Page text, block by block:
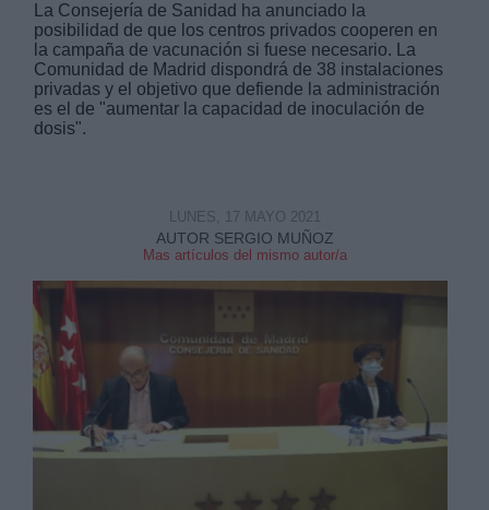
La Consejería de Sanidad ha anunciado la
posibilidad de que los centros privados cooperen en
la campaña de vacunación si fuese necesario. La
Comunidad de Madrid dispondrá de 38 instalaciones
privadas y el objetivo que defiende la administración
es el de "aumentar la capacidad de inoculación de
dosis".
AUTOR SERGIO MUÑOZ
Mas artículos del mismo autor/a
LUNES, 17 MAYO 2021
Destinatarios: